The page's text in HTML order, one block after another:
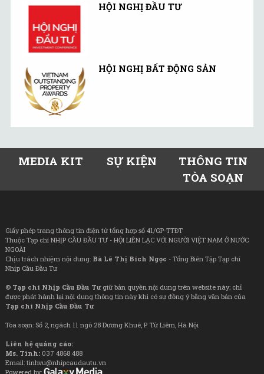
HỘI NGHỊ ĐẦU TƯ
HỘI NGHỊ BẤT ĐỘNG SẢN
MEDIA KIT SỰ KIỆN
THÔNG TIN
TÒA SOẠN
Giấy phép trang thông tin điện tử tổng hợp số 41/GP-TTĐT
Thuộc Tạp chí NHỊP CẦU ĐẦU TƯ - HỘI LIÊN LẠC VỚI NGƯỜI VIỆT NAM Ở NƯỚC
NGOÀI
Chịu trách nhiệm nội dung: Bà Lê Thị Bích Ngọc - Tổng Biên Tập Tạp chí
Nhịp Cầu Đầu Tư
© Tạp chí Nhịp Cầu Đầu Tưgiữ bản quyền nội dung trên website này; chỉ
được phát hành lại nội dung thông tin này khi có sự đồng ý bằng văn bản của
Tạp chí Nhịp Cầu Đầu Tư
Tòa soạn: Số 2, ngách 11 ngõ 28 Dương Khuê, P. Từ Liêm, Hà Nội
Liên hệ quảng cáo:
Ms. Tình: 037 4868 488
Email: tinhvu@nhipcaudautu.vn
Powered by: